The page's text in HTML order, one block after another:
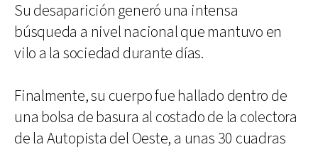
Su desaparición generó una intensa
búsqueda a nivel nacional que mantuvo en
vilo a la sociedad durante días.
Finalmente, su cuerpo fue hallado dentro de
una bolsa de basura al costado de la colectora
de la Autopista del Oeste, a unas 30 cuadras